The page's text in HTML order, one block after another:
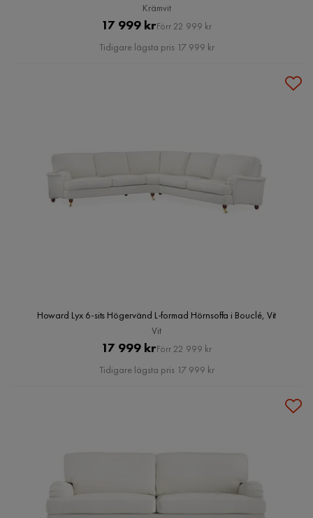
Krämvit
Pris
17 999 krOriginal
Pris
Förr 22 999 kr
Tidigare lägsta pris 17 999 kr
Howard Lyx 6-sits Högervänd L-formad Hörnsoffa i Bouclé, Vit
Vit
Pris
17 999 krOriginal
Pris
Förr 22 999 kr
Tidigare lägsta pris 17 999 kr